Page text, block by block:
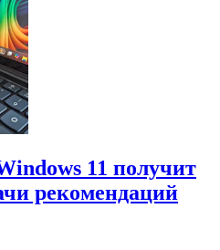
11 получит
рекомендаций